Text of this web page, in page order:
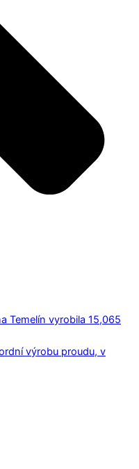
Temelín vyrobila 15,065
výrobu proudu, v